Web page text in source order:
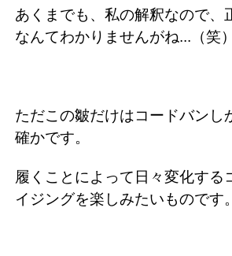
あくまでも、私の解釈なので、
なんてわかりませんがね...（笑）
ただこの皺だけはコードバンし
確かです。
履くことによって日々変化する
イジングを楽しみたいものです。